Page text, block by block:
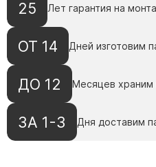
25 Лет гарантия на
ОТ 14 Дней изготовим
ДО 12 Месяцев храним
ЗА 1-3 Дня доставим